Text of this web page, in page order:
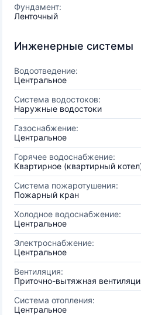
Фундамент:
Ленточный
Инженерные системы
Водоотведение:
Центральное
Система водостоков:
Наружные водостоки
Газоснабжение:
Центральное
Горячее водоснабжение:
Квартирное (квартирный
Система пожаротушения:
Пожарный кран
Холодное водоснабжение:
Центральное
Электроснабжение:
Центральное
Вентиляция:
Приточно-вытяжная
Система отопления:
Центральное